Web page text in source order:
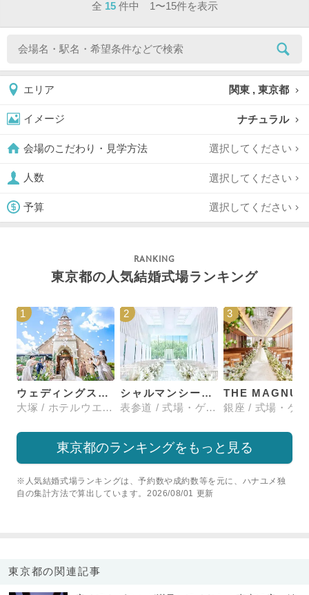
全 15 件中 1〜15件を表示
エリア 関東 , 東京都
イメージ ナチュラル
会場のこだわり・見学方法 選択してください
人数 選択してください
予算 選択してください
東京都の人気結婚式場ランキング
1
ウェディングスホテル・ベルクラシック東京
大塚 / ホテルウエディング
2
シャルマンシーナTOKYO
表参道 / 式場・ゲストハウス
3
東京都のランキングをもっと見る
※人気結婚式場ランキングは、予約数や成約数等を元に、ハナユメ独
自の集計方法で算出しています。2026/08/01 更新
東京都の関連記事